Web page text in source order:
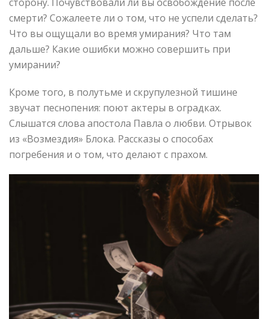
смерти? Сожалеете ли о том, что не успели сделать?
Что вы ощущали во время умирания? Что там
дальше? Какие ошибки можно совершить при
умирании?
Кроме того, в полутьме и скрупулезной тишине
звучат песнопения: поют актеры в оградках.
Слышатся слова апостола Павла о любви. Отрывок
из «Возмездия» Блока. Рассказы о способах
погребения и о том, что делают с прахом.